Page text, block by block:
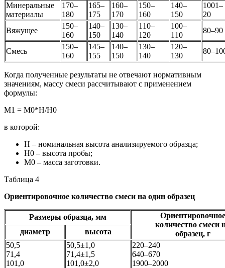
Минеральные
материалы
170–
180
165–
175
160–
170
150–
160
140–
150
1001–
20
Вяжущее
150–
160
140–
150
130–
140
110–
120
100–
110
80–90
Смесь
150–
160
145–
155
140–
150
130–
140
120–
130
Когда полученные результаты не отвечают нормативным
значениям, массу смеси рассчитывают с применением
формулы:
M1 = M0*H/H0
в которой:
Н – номинальная высота анализируемого образца;
Н0 – высота пробы;
М0 – масса заготовки.
Таблица 4
Ориентировочное количество смеси на один образец
Размеры образца, мм
Ориентировочное
количество смеси
образец, г
диаметр
высота
50,5
71,4
101,0
50,5±1,0
71,4±1,5
101,0±2,0
220–240
640–670
1900–2000